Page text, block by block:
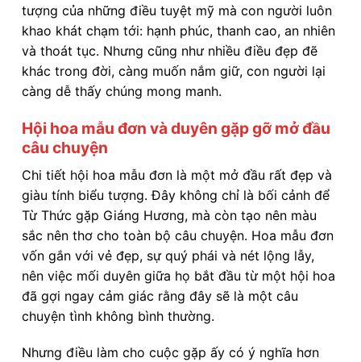
tượng của những điều tuyệt mỹ mà con người luôn
khao khát chạm tới: hạnh phúc, thanh cao, an nhiên
và thoát tục. Nhưng cũng như nhiều điều đẹp đẽ
khác trong đời, càng muốn nắm giữ, con người lại
càng dễ thấy chúng mong manh.
Hội hoa mẫu đơn và duyên gặp gỡ mở đầu
câu chuyện
Chi tiết hội hoa mẫu đơn là một mở đầu rất đẹp và
giàu tính biểu tượng. Đây không chỉ là bối cảnh để
Từ Thức gặp Giáng Hương, mà còn tạo nên màu
sắc nên thơ cho toàn bộ câu chuyện. Hoa mẫu đơn
vốn gắn với vẻ đẹp, sự quý phái và nét lộng lẫy,
nên việc mối duyên giữa họ bắt đầu từ một hội hoa
đã gợi ngay cảm giác rằng đây sẽ là một câu
chuyện tình không bình thường.
Nhưng điều làm cho cuộc gặp ấy có ý nghĩa hơn